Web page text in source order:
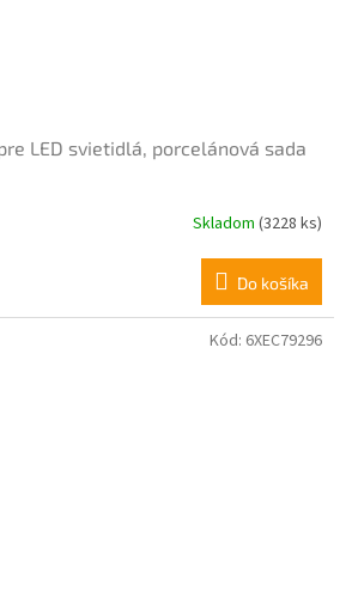
LED svietidlá, porcelánová sada
Skladom (3228 ks)
Do košíka
Kód: 6XEC79296